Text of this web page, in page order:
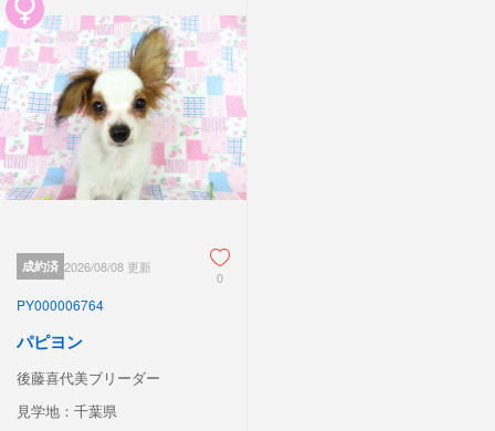
成約済 2026/08/08 更新
0
PY000006764
パピヨン
後藤喜代美ブリーダー
見学地：千葉県